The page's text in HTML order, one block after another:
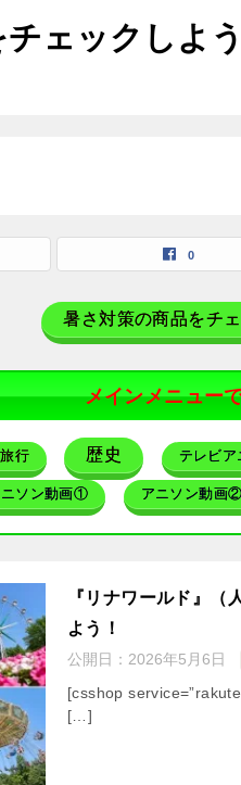
ェックしよう
0
暑さ対策の商品をチェ
メインメニュー
旅行 歴史 テレビア
ソン動画① アニソン動画②
『リナワールド』（
よう！
公開日： 2026年5月6日
[csshop
[…]